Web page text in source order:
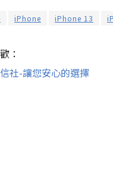
iPhone iPhone 13
：
社-讓您安心的選擇